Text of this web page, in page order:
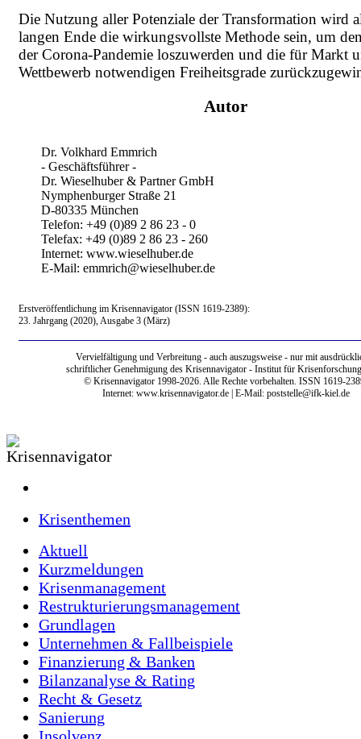
Die Nutzung aller Potenziale der Transformation wird
langen Ende die wirkungsvollste Methode sein, um
der Corona-Pandemie loszuwerden und die für Markt
Wettbewerb notwendigen Freiheitsgrade
Autor
Dr. Volkhard Emmrich
- Geschäftsführer -
Dr. Wieselhuber & Partner GmbH
Nymphenburger Straße 21
D-80335 München
Telefon: +49 (0)89 2 86 23 - 0
Telefax: +49 (0)89 2 86 23 - 260
Internet: www.wieselhuber.de
E-Mail: emmrich@wieselhuber.de
Erstveröffentlichung im Krisennavigator (ISSN 1619-2389):
23. Jahrgang (2020), Ausgabe 3 (März)
Vervielfältigung und Verbreitung - auch auszugsweise - nur mit
schriftlicher Genehmigung des Krisennavigator - Institut für
© Krisennavigator 1998-2026. Alle Rechte vorbehalten. ISSN 1619-
Internet: www.krisennavigator.de| E-Mail: poststelle@ifk-kiel.de
Krisenthemen
Aktuell
Kurzmeldungen
Krisenmanagement
Restrukturierungsmanagement
Grundlagen
Unternehmen & Fallbeispiele
Finanzierung & Banken
Bilanzanalyse & Rating
Recht & Gesetz
Sanierung